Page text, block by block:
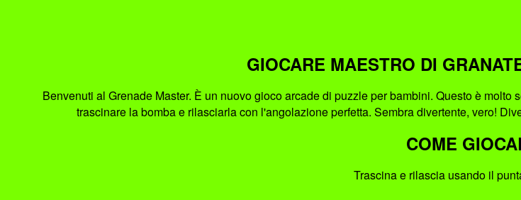
GIOCARE MAESTRO DI
Benvenuti al Grenade Master. È un nuovo gioco arcade di puzzle per bambini. Questo è
trascinare la bomba e rilasciarla con l'angolazione perfetta. Sembra divertente, vero!
COME
Trascina e rilascia usando il